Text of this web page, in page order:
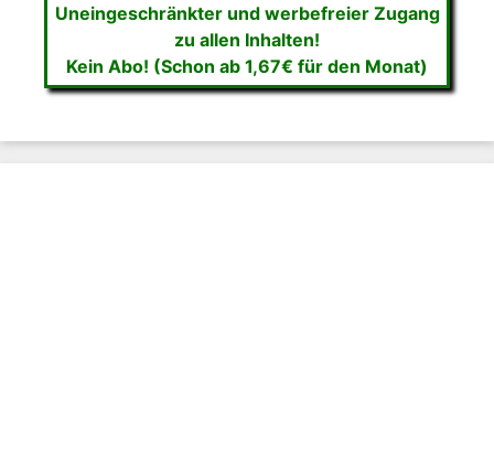
Uneingeschränkter und werbefreier Zugang
zu allen Inhalten!
Kein Abo! (Schon ab 1,67€ für den Monat)